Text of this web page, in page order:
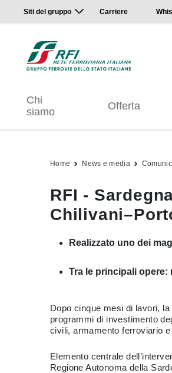
Siti del gruppo Carriere
Chi
siamo
Offerta
Home News e media
RFI -
Realizzato uno dei
Tra le principali opere:
Dopo cinque mesi di lavori,
programmi di investimento
civili, armamento ferroviario
Elemento centrale
Regione Autonoma della